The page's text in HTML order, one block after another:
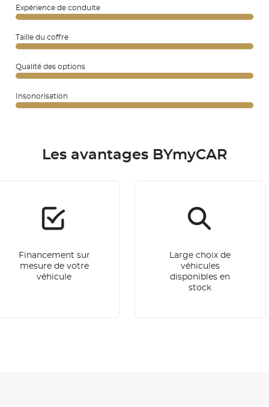
Expérience de conduite
Taille du coffre
Qualité des options
Insonorisation
Les avantages BYmyCAR
Financement sur
mesure de votre
véhicule
Large choix de
véhicules
disponibles en
stock